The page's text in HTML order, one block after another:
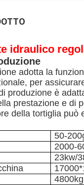
idraulico
adotta la
per
produzione è
prestazione e di
della tortiglia può
50-
2000-
23kw/
4800kg